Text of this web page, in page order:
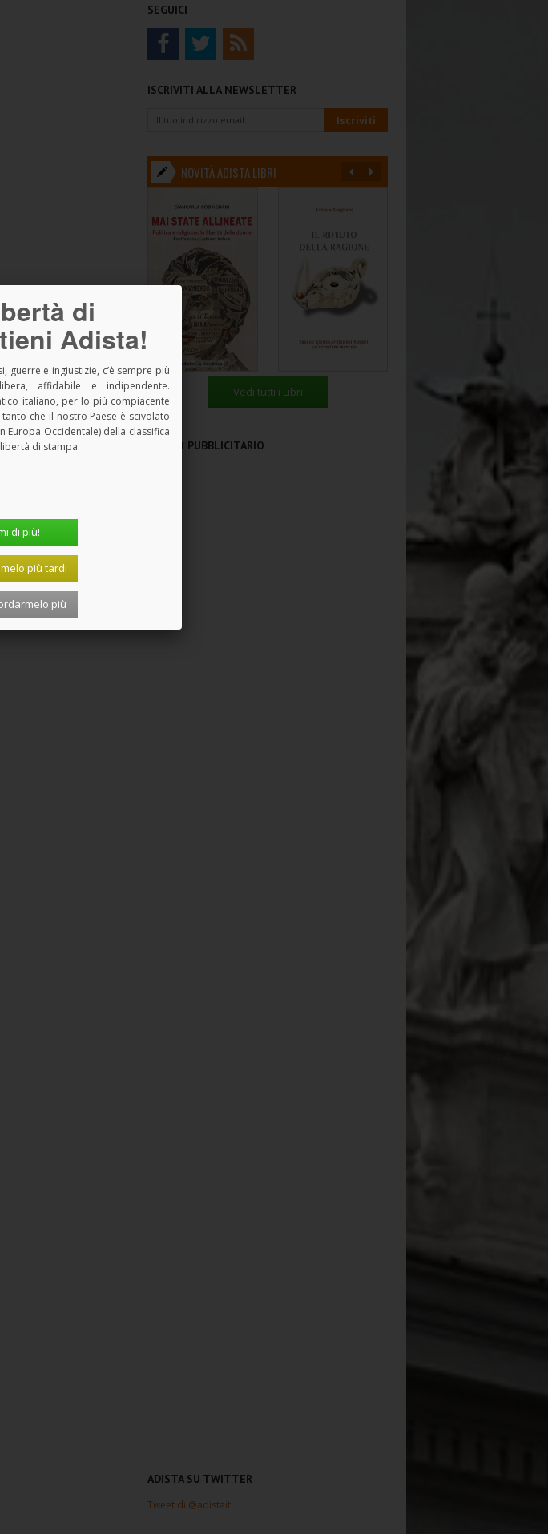
SEGUICI
ISCRIVITI ALLA NEWSLETTER
NOVITÀ ADISTA LIBRI
Vedi tutti i Libri
SPAZIO PUBBLICITARIO
ADISTA SU TWITTER
Tweet di @adistait
di
Adista!
guerre e ingiustizie, c’è sempre più
affidabile e indipendente.
italiano, per lo più compiacente
che il nostro Paese è scivolato
Europa Occidentale) della classifica
di stampa.
di più!
più tardi
più